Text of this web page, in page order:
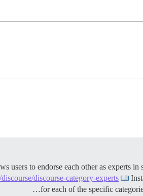
users to endorse each other as experts
discourse-category-experts
for each of the specific